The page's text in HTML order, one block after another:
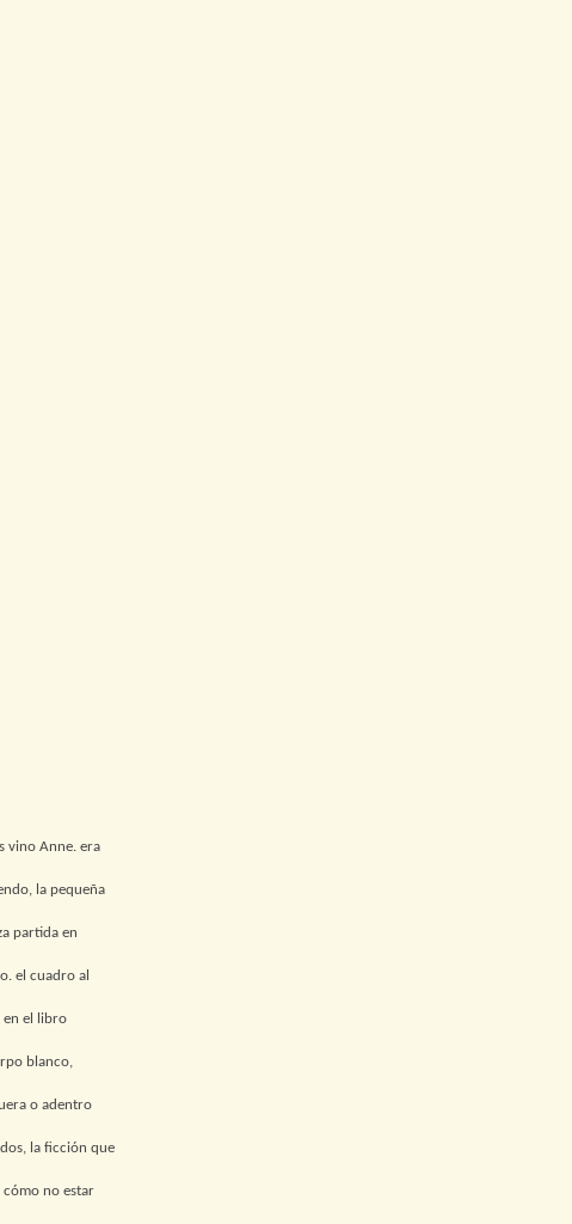
vino Anne. era
la pequeña
partida en
el cuadro al
en el libro
blanco,
o adentro
la ficción que
cómo no estar